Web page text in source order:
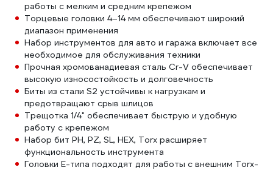
работы с мелким и средним крепежом
Торцевые головки 4–14 мм обеспечивают широкий
диапазон применения
Набор инструментов для авто и гаража включает все
необходимое для обслуживания техники
Прочная хромованадиевая сталь Cr-V обеспечивает
высокую износостойкость и долговечность
Биты из стали S2 устойчивы к нагрузкам и
предотвращают срыв шлицов
Трещотка 1/4" обеспечивает быструю и удобную
работу с крепежом
Набор бит PH, PZ, SL, HEX, Torx расширяет
функциональность инструмента
Головки E-типа подходят для работы с внешним Torx-